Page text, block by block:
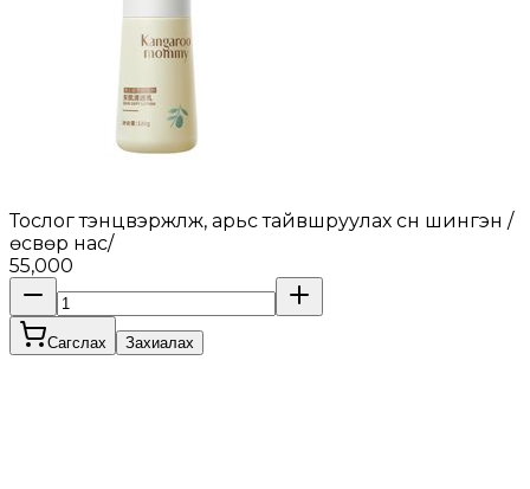
Тослог тэнцвэржүүлж, арьс тайвшруулах сүүн шингэн /
өсвөр нас/
55,000
Сагслах Захиалах